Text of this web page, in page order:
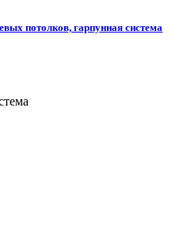
потолков, гарпунная система